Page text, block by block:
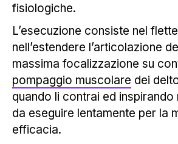
fisiologiche.
L’esecuzione consiste nel
nell’estendere l’articolazione
massima focalizzazione su
pompaggio muscolare dei
quando li contrai ed inspirando
da eseguire lentamente per la
efficacia.